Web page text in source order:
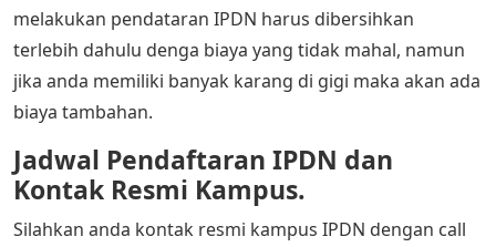
melakukan pendataran IPDN harus dibersihkan
terlebih dahulu denga biaya yang tidak mahal, namun
jika anda memiliki banyak karang di gigi maka akan ada
biaya tambahan.
Jadwal Pendaftaran IPDN dan
Kontak Resmi Kampus.
Silahkan anda kontak resmi kampus IPDN dengan call